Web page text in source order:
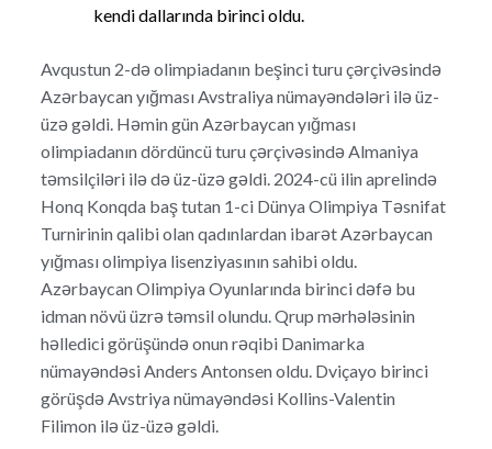
kendi dallarında birinci oldu.
Avqustun 2-də olimpiadanın beşinci turu çərçivəsində
Azərbaycan yığması Avstraliya nümayəndələri ilə üz-
üzə gəldi. Həmin gün Azərbaycan yığması
olimpiadanın dördüncü turu çərçivəsində Almaniya
təmsilçiləri ilə də üz-üzə gəldi. 2024-cü ilin aprelində
Honq Konqda baş tutan 1-ci Dünya Olimpiya Təsnifat
Turnirinin qalibi olan qadınlardan ibarət Azərbaycan
yığması olimpiya lisenziyasının sahibi oldu.
Azərbaycan Olimpiya Oyunlarında birinci dəfə bu
idman növü üzrə təmsil olundu. Qrup mərhələsinin
həlledici görüşündə onun rəqibi Danimarka
nümayəndəsi Anders Antonsen oldu. Dviçayo birinci
görüşdə Avstriya nümayəndəsi Kollins-Valentin
Filimon ilə üz-üzə gəldi.